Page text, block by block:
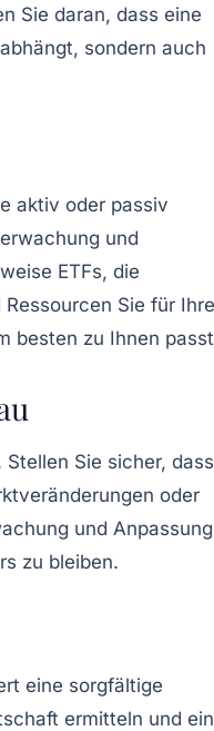
Sie daran, dass eine
sondern auch
aktiv oder passiv
und
ETFs, die
Sie für Ihre
besten zu Ihnen
Sie sicher, dass
oder
und Anpassung
zu bleiben.
eine sorgfältige
ermitteln und